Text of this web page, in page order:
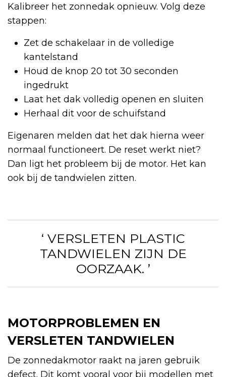
Kalibreer het zonnedak opnieuw. Volg deze
stappen:
Zet de schakelaar in de volledige
kantelstand
Houd de knop 20 tot 30 seconden
ingedrukt
Laat het dak volledig openen en sluiten
Herhaal dit voor de schuifstand
Eigenaren melden dat het dak hierna weer
normaal functioneert. De reset werkt niet?
Dan ligt het probleem bij de motor. Het kan
ook bij de tandwielen zitten.
‘ VERSLETEN PLASTIC
TANDWIELEN ZIJN DE
OORZAAK. ’
MOTORPROBLEMEN EN
VERSLETEN TANDWIELEN
De zonnedakmotor raakt na jaren gebruik
defect. Dit komt vooral voor bij modellen met